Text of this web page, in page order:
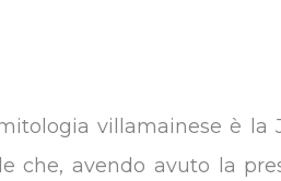
villamainese è la
che, avendo avuto la